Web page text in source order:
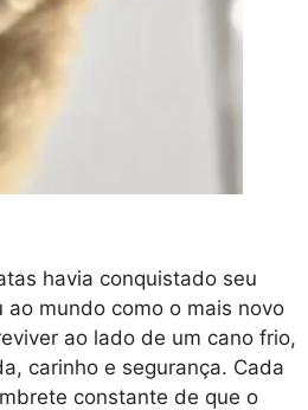
havia conquistado seu
ao mundo como o mais novo
ao lado de um cano frio,
carinho e segurança. Cada
constante de que o